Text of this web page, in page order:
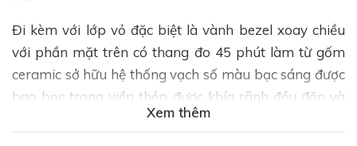
Đi kèm với lớp vỏ đặc biệt là vành bezel xoay chiều
với phần mặt trên có thang đo 45 phút làm từ gốm
ceramic sở hữu hệ thống vạch số màu bạc sáng được
bao bọc trong viền thép được khía rãnh đều đặn và
mềm mại. Phía bên ngoài lớp vỏ là núm điều chỉnh
Xem thêm